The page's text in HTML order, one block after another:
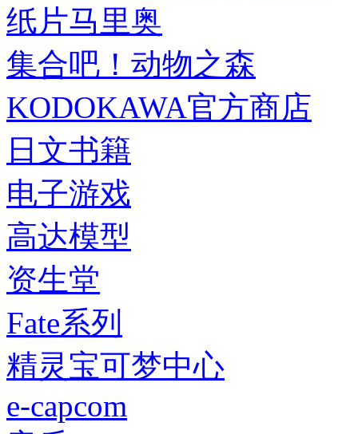
纸片马里奥
集合吧！动物之森
KODOKAWA官方商店
日文书籍
电子游戏
高达模型
资生堂
Fate系列
精灵宝可梦中心
e-capcom